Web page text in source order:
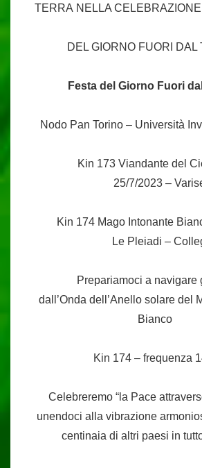
TERRA NELLA
DEL GIORNO FUORI DAL
Festa del Giorno Fuori
Nodo Pan Torino – Università
Kin 173 Viandante del
25/7/2023 –
Kin 174 Mago Intonante
Le Pleiadi –
Prepariamoci a navigare
dall’Onda dell’Anello solare del
Bianco
Kin 174 – frequenza
Celebreremo “la Pace
unendoci alla vibrazione
centinaia di altri paesi in